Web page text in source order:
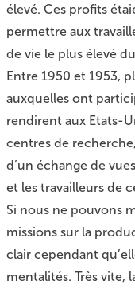
élevé. Ces profits
permettre aux
de vie le plus élevé
Entre 1950 et 1953,
auxquelles ont
rendirent aux Etats-
centres de
d’un échange de
et les travailleurs de
Si nous ne pouvons
missions sur la
clair cependant
mentalités. Très vite,